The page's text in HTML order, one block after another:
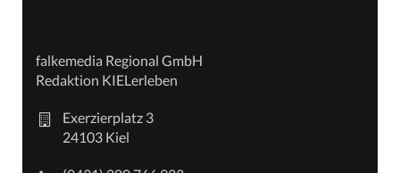
falkemedia Regional GmbH
Redaktion KIELerleben
Exerzierplatz 3
24103 Kiel